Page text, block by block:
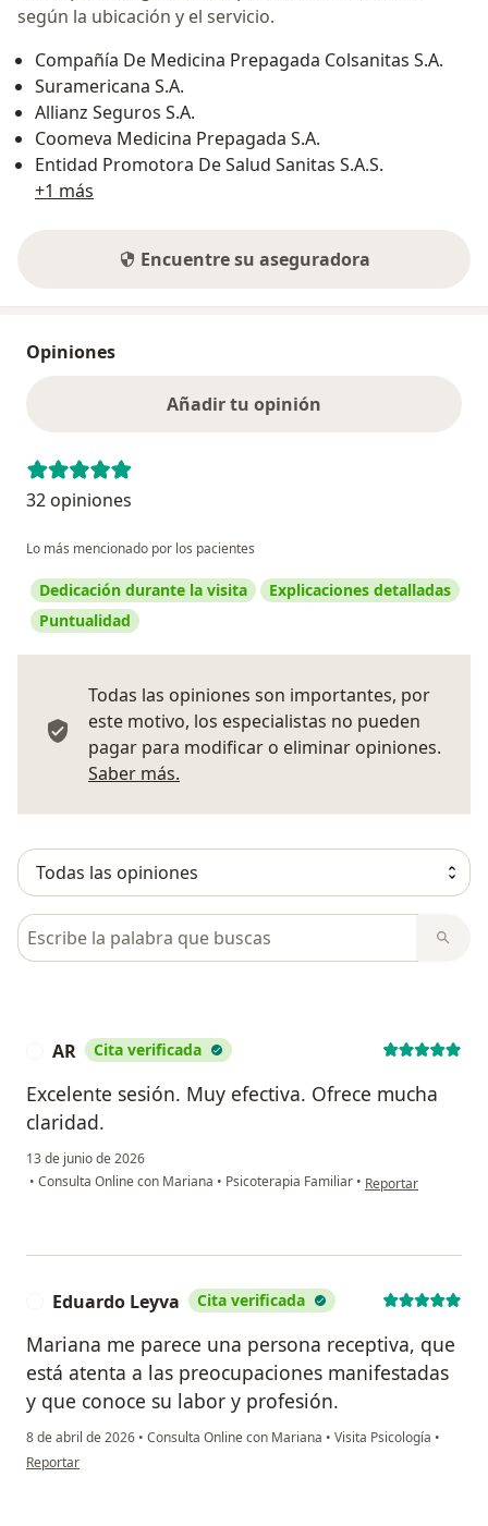
según la ubicación y el servicio.
Compañía De Medicina Prepagada Colsanitas S.A.
Suramericana S.A.
Allianz Seguros S.A.
Coomeva Medicina Prepagada S.A.
Entidad Promotora De Salud Sanitas S.A.S.
+1 más
Encuentre su aseguradora
Opiniones
Añadir tu opinión
32 opiniones
Lo más mencionado por los pacientes
Dedicación durante la visita
Explicaciones detalladas
Puntualidad
Todas las opiniones son importantes, por
este motivo, los especialistas no pueden
pagar para modificar o eliminar opiniones.
Saber más.
Busca en opiniones
AR Cita verificada
Excelente sesión. Muy efectiva. Ofrece mucha
claridad.
13 de junio de 2026
• Consulta Online con Mariana • Psicoterapia Familiar • en opinión del
Reportar
Eduardo Leyva Cita verificada
Mariana me parece una persona receptiva, que
está atenta a las preocupaciones manifestadas
y que conoce su labor y profesión.
8 de abril de 2026 • Consulta Online con Mariana • Visita Psicología •
en opinión del usuario Eduardo Leyva
Reportar